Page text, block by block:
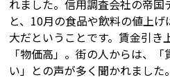
れました。信用調査会社の帝
と、10月の食品や飲料の値上
大だということです。賃金引き
「物価高」。街の人からは、
い」との声が多く聞かれました。